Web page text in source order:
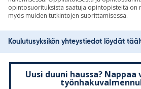
opintosuorituksista saatuja opintopisteitä on
myös muiden tutkintojen suorittamisessa.
Koulutusyksikön yhteystiedot löydät
Uusi duuni haussa?